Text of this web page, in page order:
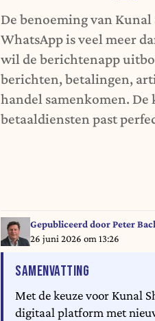
De benoeming van
WhatsApp is veel meer
wil de berichtenapp
berichten, betalingen,
handel samenkomen.
betaaldiensten past
Gepubliceerd doorPeter
26 juni 2026 om 13:26
SAMENVATTING
Met de keuze voor Kunal
digitaal platform met